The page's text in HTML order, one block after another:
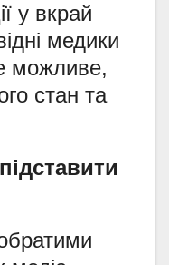
у вкрай
медики
можливе,
стан та